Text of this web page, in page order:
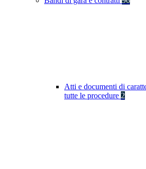
Atti e documenti di
tutte le procedure 2